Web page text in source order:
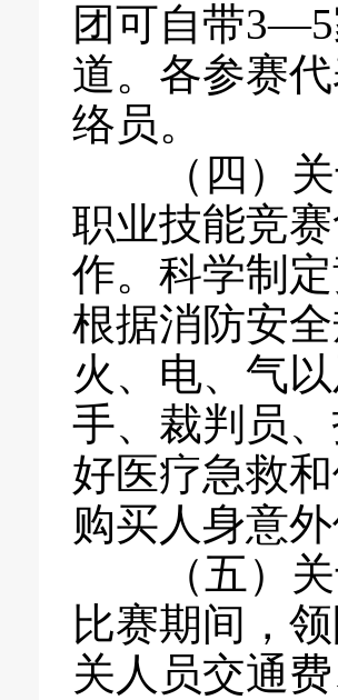
团可自带
道。各参赛
络员。
（四）关
职业技能竞
作。科学制
根据消防安
火、电、气
手、裁判员
好医疗急救
购买人身意
（五）关
比赛期间，
关人员交通